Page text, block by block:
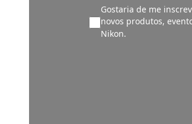
Gostaria de me
novos produtos,
Nikon.